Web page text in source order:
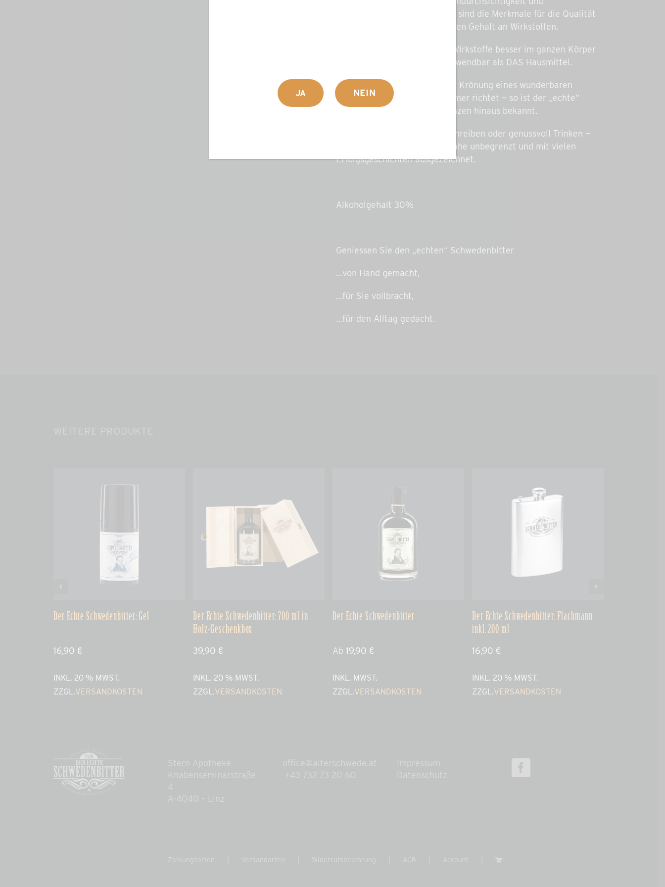
Einzigartigkeit im Geschmack sind die Merkmale für die Qualität
und gewährleisten den richtigen Gehalt an Wirkstoffen.
Mit Wasser verdünnt, um die Wirkstoffe besser im ganzen Körper
zu verteilen, gilt er täglich anwendbar als DAS Hausmittel.
Als idealer Reisebegleiter, zur Krönung eines wunderbaren
Festmahls oder der, der es immer richtet — so ist der „echte“
Schwedenbitter über die Grenzen hinaus bekannt.
Zum Auflegen, Eintauchen, Einreiben oder genussvoll Trinken —
die Anwendungsform ist beinahe unbegrenzt und mit vielen
Erfolgsgeschichten ausgezeichnet.
Alkoholgehalt 30%
Geniessen Sie den „echten“ Schwedenbitter
…von Hand gemacht,
…für Sie vollbracht,
…für den Alltag gedacht.
WEITERE PRODUKTE
Der Echte Schwedenbitter: Gel
16,90 €
INKL. 20 % MWST.
ZZGL.VERSANDKOSTEN
Der Echte Schwedenbitter: 700 ml in
Holz-Geschenkbox
39,90 €
INKL. 20 % MWST.
ZZGL.VERSANDKOSTEN
Der Echte Schwedenbitter
Ab 19,90 €
INKL. MWST.
ZZGL.VERSANDKOSTEN
Der Echte Schwedenbitter: Flachmann
inkl. 200 ml
16,90 €
INKL. 20 % MWST.
ZZGL.VERSANDKOSTEN
Stern Apotheke
Knabenseminarstraße
4
A-4040 – Linz
office@alterschwede.at
+43 732 73 20 60
Impressum
Datenschutz
Zahlungsarten Versandarten Widerrufsbelehrung AGB Account
JA NEIN